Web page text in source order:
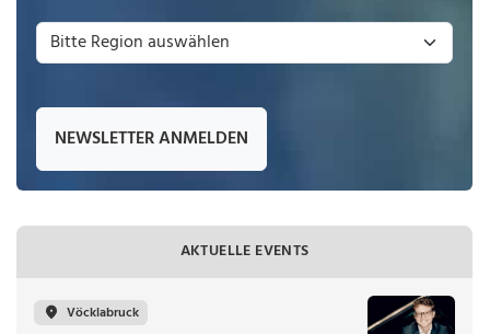
NEWSLETTER ANMELDEN
AKTUELLE EVENTS
Vöcklabruck